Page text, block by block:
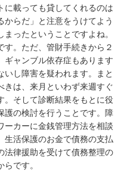
に載っても貸してくれるのは
らだ」と注意をうけてよう
ったということですよね。
す。ただ、管財手続きから２
ギャンブル依存症もあります
し障害を疑われます。まと
きは、来月といわず来週すぐ
。そして診断結果をもとに役
護の検討を行うことです。障
ーカーに金銭管理方法を相談
生活保護のお金で債務の支払
法律援助を受けて債務整理の
です。